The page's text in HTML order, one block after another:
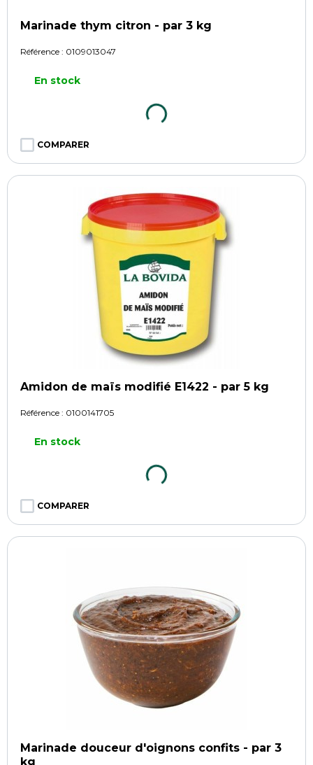
Marinade thym citron - par 3 kg
Référence : 0109013047
En stock
COMPARER
Amidon de maïs modifié E1422 - par 5 kg
Référence : 0100141705
En stock
COMPARER
Marinade douceur d'oignons confits - par 3
kg